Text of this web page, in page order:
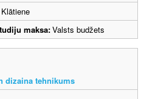
Klātiene
maksa:Valsts budžets
dizaina tehnikums